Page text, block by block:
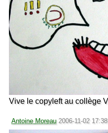
Vive le copyleft au collège
Antoine Moreau 2006-11-02